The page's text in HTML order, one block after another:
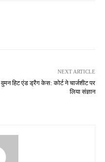
NEXT ARTICLE
वुमन हिट एंड ड्रैग केस: कोर्ट ने चार्जशीट पर
लिया संज्ञान